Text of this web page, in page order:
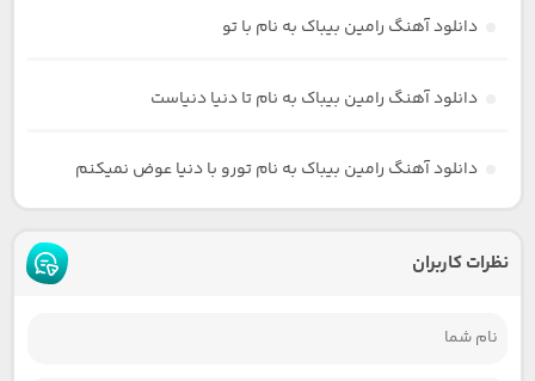
دانلود آهنگ رامین بیباک به نام با تو
دانلود آهنگ رامین بیباک به نام تا دنیا دنیاست
دانلود آهنگ رامین بیباک به نام تورو با دنیا عوض نمیکنم
نظرات کاربران